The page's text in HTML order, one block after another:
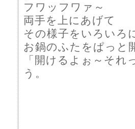
フワッフワァ～
両手を上にあげて
その様子をいろいろ
お鍋のふたをぱっと
「開けるよぉ～そ
う。